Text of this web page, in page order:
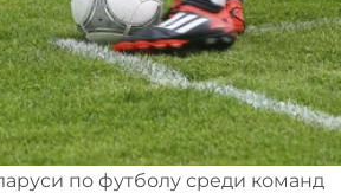
по футболу среди команд